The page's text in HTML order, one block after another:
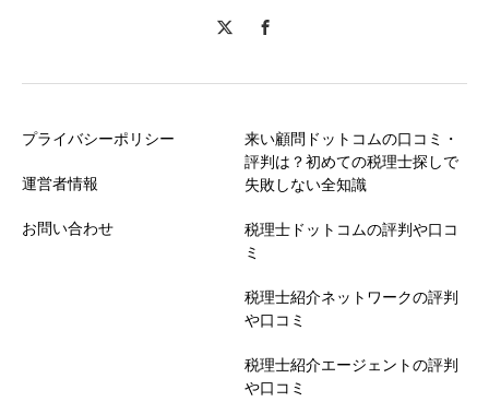
プライバシーポリシー
運営者情報
お問い合わせ
来い顧問ドットコムの口コミ・
評判は？初めての税理士探しで
失敗しない全知識
税理士ドットコムの評判や口コ
ミ
税理士紹介ネットワークの評判
や口コミ
税理士紹介エージェントの評判
や口コミ